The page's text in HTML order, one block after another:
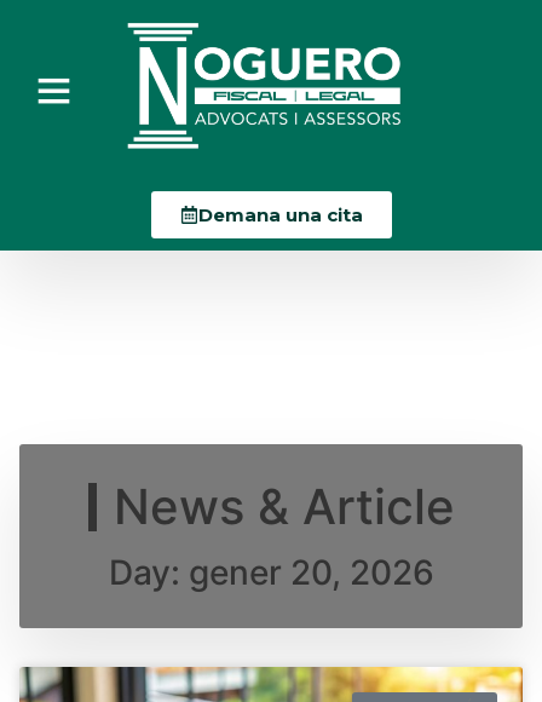
Demana una cita
News & Article
Day: gener 20, 2026